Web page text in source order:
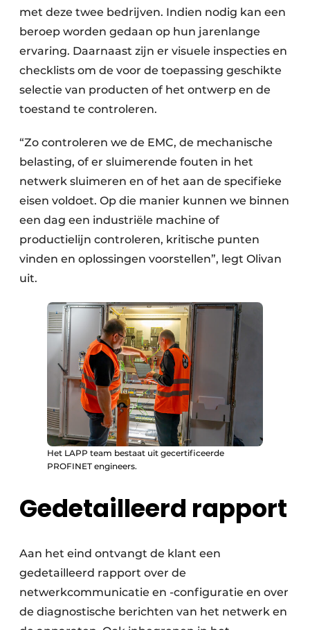
met deze twee bedrijven. Indien nodig kan een
beroep worden gedaan op hun jarenlange
ervaring. Daarnaast zijn er visuele inspecties en
checklists om de voor de toepassing geschikte
selectie van producten of het ontwerp en de
toestand te controleren.
“Zo controleren we de EMC, de mechanische
belasting, of er sluimerende fouten in het
netwerk sluimeren en of het aan de specifieke
eisen voldoet. Op die manier kunnen we binnen
een dag een industriële machine of
productielijn controleren, kritische punten
vinden en oplossingen voorstellen”, legt Olivan
uit.
Het LAPP team bestaat uit gecertificeerde
PROFINET engineers.
Gedetailleerd rapport
Aan het eind ontvangt de klant een
gedetailleerd rapport over de
netwerkcommunicatie en -configuratie en over
de diagnostische berichten van het netwerk en